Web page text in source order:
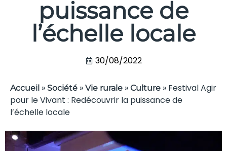
puissance de
l’échelle locale
30/08/2022
Accueil » Société » Vie rurale » Culture » Festival Agir
pour le Vivant : Redécouvrir la puissance de
l’échelle locale